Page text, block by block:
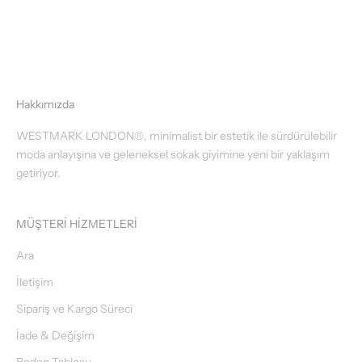
Hakkımızda
WESTMARK LONDON®, minimalist bir estetik ile sürdürülebilir
moda anlayışına ve geleneksel sokak giyimine yeni bir yaklaşım
getiriyor.
MÜŞTERİ HİZMETLERİ
Ara
İletişim
Sipariş ve Kargo Süreci
İade & Değişim